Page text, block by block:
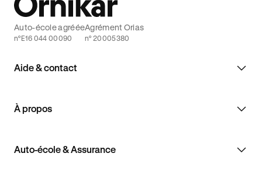
Aide & contact
À propos
Auto-école & Assurance
Auto-école agréée
n°E16 044 00090
Agrément Orias
n° 20005380